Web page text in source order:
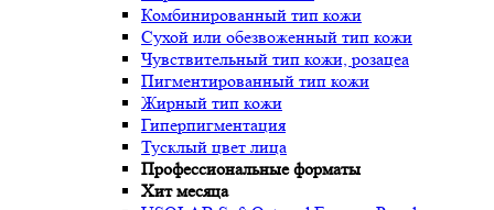
Комбинированный тип кожи
Сухой или обезвоженный тип кожи
Чувствительный тип кожи, розацеа
Пигментированный тип кожи
Жирный тип кожи
Гиперпигментация
Тусклый цвет лица
Профессиональные форматы
Хит месяца